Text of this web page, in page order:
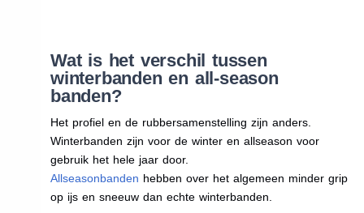
Wat is het verschil tussen
winterbanden en all-season
banden?
Het profiel en de rubbersamenstelling zijn anders.
Winterbanden zijn voor de winter en allseason voor
gebruik het hele jaar door.
Allseasonbanden hebben over het algemeen minder grip
op ijs en sneeuw dan echte winterbanden.